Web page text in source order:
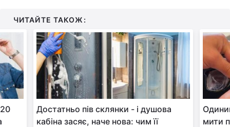
ЧИТАЙТЕ ТАКОЖ:
Достатньо пів склянки - і душова
кабіна засяє, наче нова: чим її
мити